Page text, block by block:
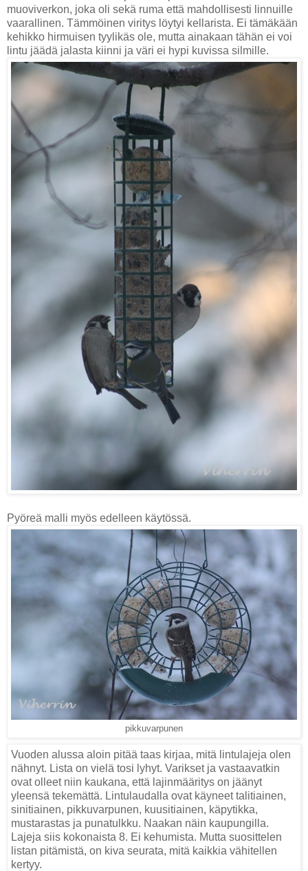
muoviverkon, joka oli sekä ruma että mahdollisesti linnuille
vaarallinen. Tämmöinen viritys löytyi kellarista. Ei tämäkään
kehikko hirmuisen tyylikäs ole, mutta ainakaan tähän ei voi
lintu jäädä jalasta kiinni ja väri ei hypi kuvissa silmille.
Pyöreä malli myös edelleen käytössä.
pikkuvarpunen
Vuoden alussa aloin pitää taas kirjaa, mitä lintulajeja olen
nähnyt. Lista on vielä tosi lyhyt. Varikset ja vastaavatkin
ovat olleet niin kaukana, että lajinmääritys on jäänyt
yleensä tekemättä. Lintulaudalla ovat käyneet talitiainen,
sinitiainen, pikkuvarpunen, kuusitiainen, käpytikka,
mustarastas ja punatulkku. Naakan näin kaupungilla.
Lajeja siis kokonaista 8. Ei kehumista. Mutta suosittelen
listan pitämistä, on kiva seurata, mitä kaikkia vähitellen
kertyy.